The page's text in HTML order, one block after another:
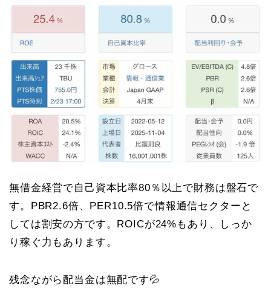
無借金経営で自己資本比率80％以上で財務は盤石で
す。PBR2.6倍、PER10.5倍で情報通信セクターと
しては割安の方です。ROICが24%もあり、しっか
り稼ぐ力もあります。
残念ながら配当金は無配です💦